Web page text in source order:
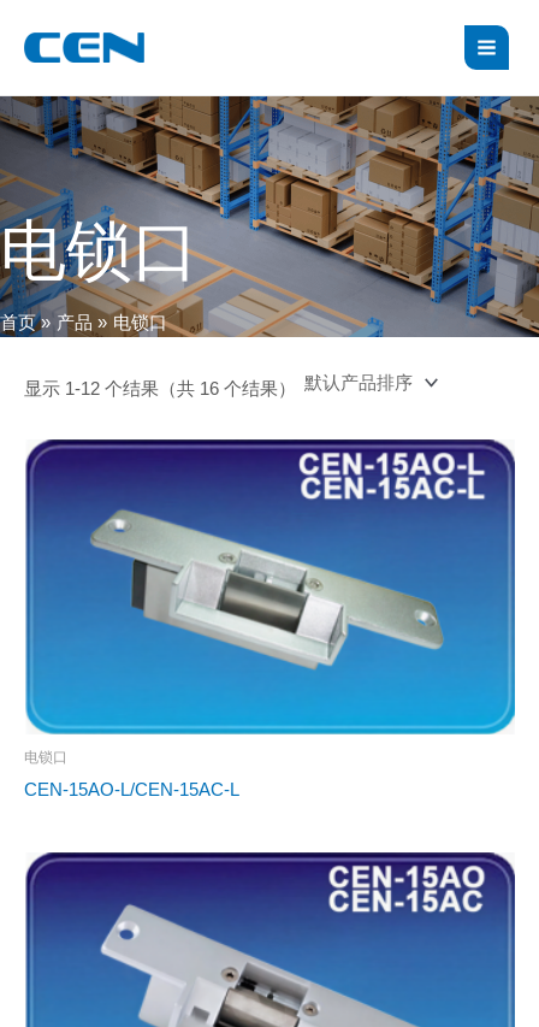
容
电锁口
首页 产品 电锁口
e
r
h
显示 1-12 个结果（共 16 个结果）
电锁口
CEN-15AO-L/CEN-15AC-L